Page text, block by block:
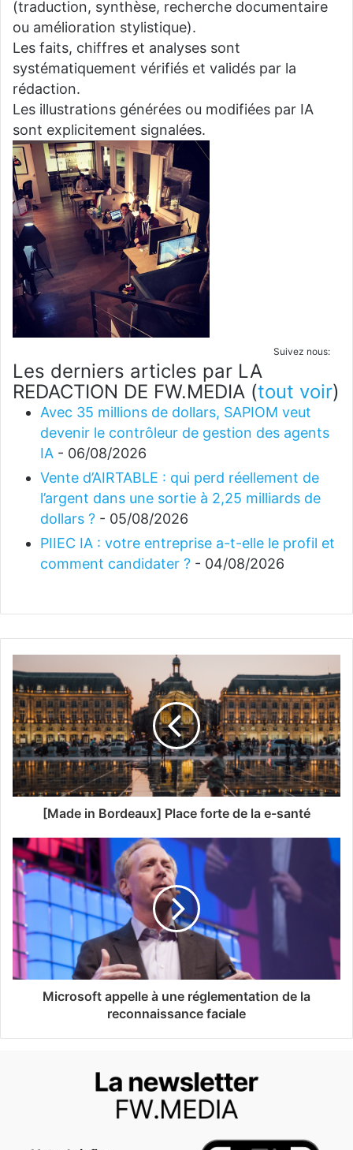
(traduction, synthèse, recherche documentaire
ou amélioration stylistique).
Les faits, chiffres et analyses sont
systématiquement vérifiés et validés par la
rédaction.
Les illustrations générées ou modifiées par IA
sont explicitement signalées.
Suivez nous:
Les derniers articles par LA
REDACTION DE FW.MEDIA (tout voir)
Avec 35 millions de dollars, SAPIOM veut
devenir le contrôleur de gestion des agents
IA - 06/08/2026
Vente d’AIRTABLE : qui perd réellement de
l’argent dans une sortie à 2,25 milliards de
dollars ? - 05/08/2026
PIIEC IA : votre entreprise a-t-elle le profil et
comment candidater ? - 04/08/2026
[Made in Bordeaux] Place forte de la e-santé
Microsoft appelle à une réglementation de la
reconnaissance faciale